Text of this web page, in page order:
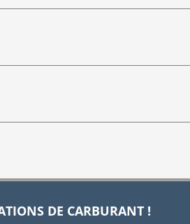
DE CARBURANT !